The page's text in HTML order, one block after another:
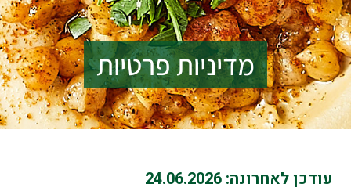
מדיניות פרטיות
עודכן לאחרונה: 24.06.2026